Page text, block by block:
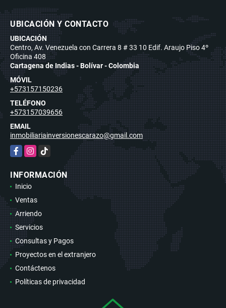
UBICACIÓN Y CONTACTO
UBICACIÓN
Centro, Av. Venezuela con Carrera 8 # 33 10 Edif. Araujo Piso 4º
Oficina 408
Cartagena de Indias - Bolívar - Colombia
MÓVIL
+573157150236
TELÉFONO
+573157039656
EMAIL
inmobiliariainversionescarazo@gmail.com
FacebookInstagram
TikTok
INFORMACIÓN
Inicio
Ventas
Arriendo
Servicios
Consultas y Pagos
Proyectos en el extranjero
Contáctenos
Políticas de privacidad